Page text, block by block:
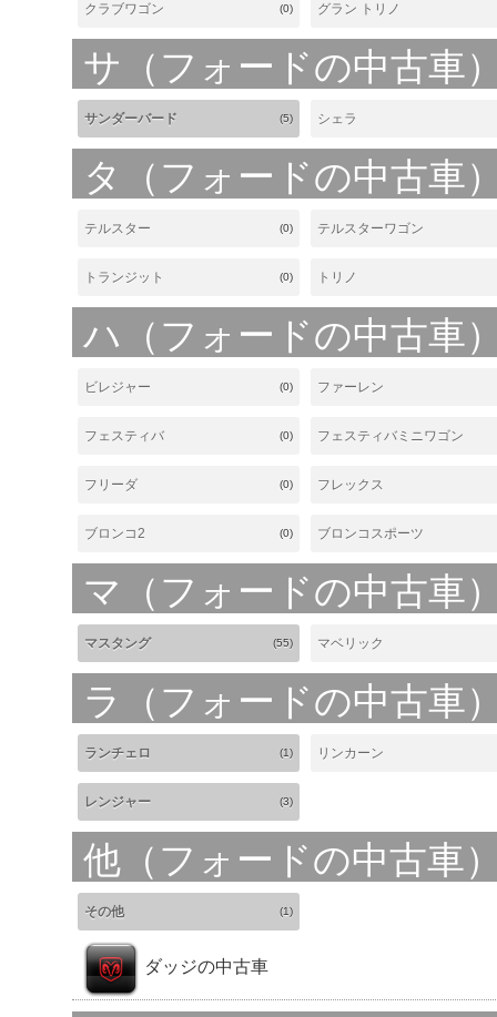
クラブワゴン (0) グラン トリノ
サ（フォードの中古車
サンダーバード (5) シェラ
タ（フォードの中古車
テルスター (0) テルスターワゴン
トランジット (0) トリノ
ハ（フォードの中古車
ビレジャー (0) ファーレン
フェスティバ (0) フェスティバミニワゴン
フリーダ (0) フレックス
ブロンコ2 (0) ブロンコスポーツ
マ（フォードの中古車
マスタング (55) マベリック
ラ（フォードの中古車
ランチェロ (1) リンカーン
レンジャー (3)
他（フォードの中古車
その他 (1)
ダッジの中古車